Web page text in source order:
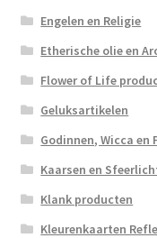
Engelen en Religie
Etherische olie en
Flower of Life
Geluksartikelen
Godinnen, Wicca en
Kaarsen en
Klank producten
Kleurenkaarten